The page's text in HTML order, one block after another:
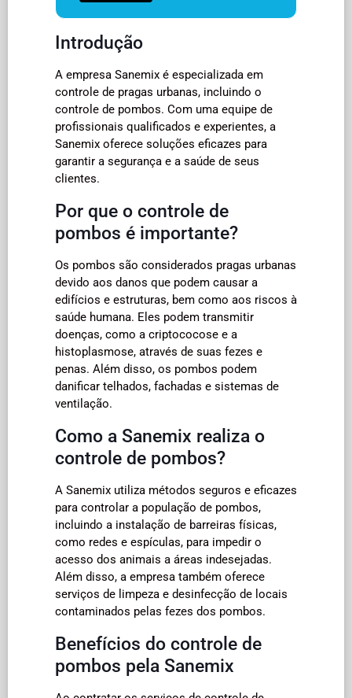
Introdução
A empresa Sanemix é especializada em
controle de pragas urbanas, incluindo o
controle de pombos. Com uma equipe de
profissionais qualificados e experientes, a
Sanemix oferece soluções eficazes para
garantir a segurança e a saúde de seus
clientes.
Por que o controle de
pombos é importante?
Os pombos são considerados pragas urbanas
devido aos danos que podem causar a
edifícios e estruturas, bem como aos riscos à
saúde humana. Eles podem transmitir
doenças, como a criptococose e a
histoplasmose, através de suas fezes e
penas. Além disso, os pombos podem
danificar telhados, fachadas e sistemas de
ventilação.
Como a Sanemix realiza o
controle de pombos?
A Sanemix utiliza métodos seguros e eficazes
para controlar a população de pombos,
incluindo a instalação de barreiras físicas,
como redes e espículas, para impedir o
acesso dos animais a áreas indesejadas.
Além disso, a empresa também oferece
serviços de limpeza e desinfecção de locais
contaminados pelas fezes dos pombos.
Benefícios do controle de
pombos pela Sanemix